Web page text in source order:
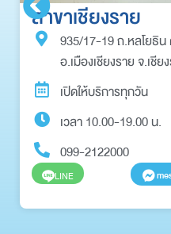
สาขาเชียงราย
935/17-19 ถ.หลโยธิน
อ.เมืองเชียงราย จ.เชีย
เปิดให้บริการทุกวัน
เวลา 10.00-19.00 น.
099-2122000
LINE